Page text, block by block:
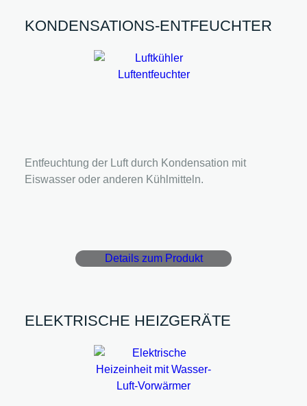
KONDENSATIONS-ENTFEUCHTER
Entfeuchtung der Luft durch Kondensation mit
Eiswasser oder anderen Kühlmitteln.
Details zum Produkt
ELEKTRISCHE HEIZGERÄTE